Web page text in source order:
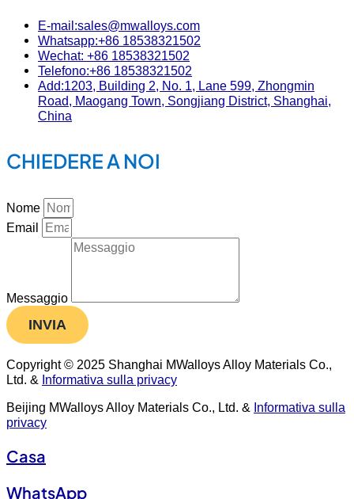
E-mail:sales@mwalloys.com
Whatsapp:+86 18538321502
Wechat: +86 18538321502
Telefono:+86 18538321502
Add:1203, Building 2, No. 1, Lane 599, Zhongmin
Road, Maogang Town, Songjiang District, Shanghai,
China
CHIEDERE A NOI
Nome
Email
Messaggio
INVIA
Copyright © 2025 Shanghai MWalloys Alloy Materials Co.,
Ltd. & Informativa sulla privacy
Beijing MWalloys Alloy Materials Co., Ltd. & Informativa sulla
privacy
Casa
WhatsApp